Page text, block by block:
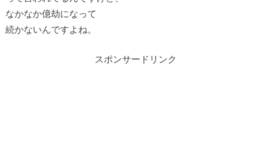
なかなか億劫になって
続かないんですよね。
スポンサードリンク